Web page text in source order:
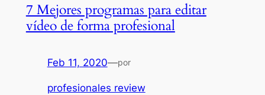
7 Mejores programas para editar
vídeo de forma profesional
Feb 11, 2020—por
profesionales review